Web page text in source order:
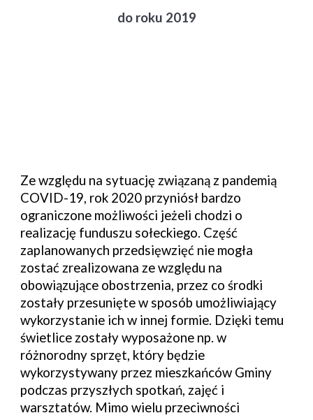
do roku 2019
Ze względu na sytuację związaną z pandemią
COVID-19, rok 2020 przyniósł bardzo
ograniczone możliwości jeżeli chodzi o
realizację funduszu sołeckiego. Część
zaplanowanych przedsięwzięć nie mogła
zostać zrealizowana ze względu na
obowiązujące obostrzenia, przez co środki
zostały przesunięte w sposób umożliwiający
wykorzystanie ich w innej formie. Dzięki temu
świetlice zostały wyposażone np. w
różnorodny sprzęt, który będzie
wykorzystywany przez mieszkańców Gminy
podczas przyszłych spotkań, zajęć i
warsztatów. Mimo wielu przeciwności